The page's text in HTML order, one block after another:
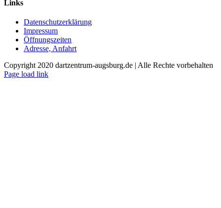
Links
Datenschutzerklärung
Impressum
Öffnungszeiten
Adresse, Anfahrt
Copyright 2020 dartzentrum-augsburg.de | Alle Rechte vorbehalten
Facebook
Instagram
YouTube
Page load link